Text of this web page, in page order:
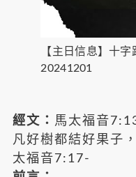
【主日信息】十
20241201
經文： 馬太福音
凡好樹都結好果子
太福音7:17-